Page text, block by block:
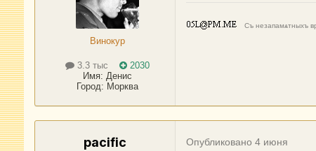
Винокур
3.3 тыс
2030
Имя:Денис
Город: Морква
Съ незапамѧтныхъ
pacific Опубликовано 4 июня